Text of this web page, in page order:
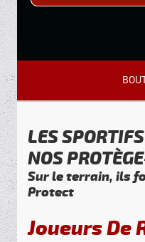
LES
NOS
Sur le terrain, ils
Protect
Joueurs De